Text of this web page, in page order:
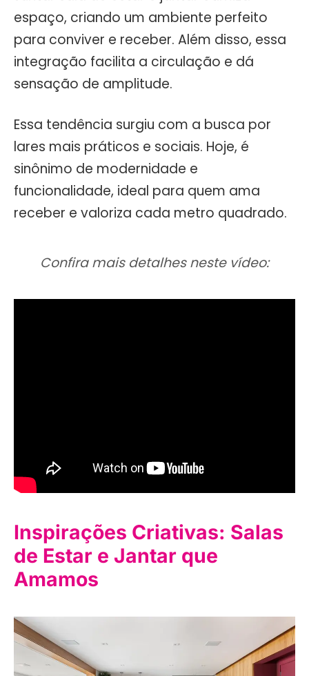
espaço, criando um ambiente perfeito
para conviver e receber. Além disso, essa
integração facilita a circulação e dá
sensação de amplitude.
Essa tendência surgiu com a busca por
lares mais práticos e sociais. Hoje, é
sinônimo de modernidade e
funcionalidade, ideal para quem ama
receber e valoriza cada metro quadrado.
Confira mais detalhes neste vídeo:
Inspirações Criativas: Salas
de Estar e Jantar que
Amamos